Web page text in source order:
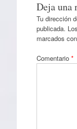
Deja una
Tu dirección
publicada.
marcados con
Comentario *